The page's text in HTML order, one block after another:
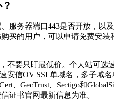
服务器端口443是否开放，以
买的用户，可以申请免费安装
不要只盯最低价。个人站可选
安信OV SSL单域名，多子域
、GeoTrust、Sectigo和
证书官网最新信息为准。